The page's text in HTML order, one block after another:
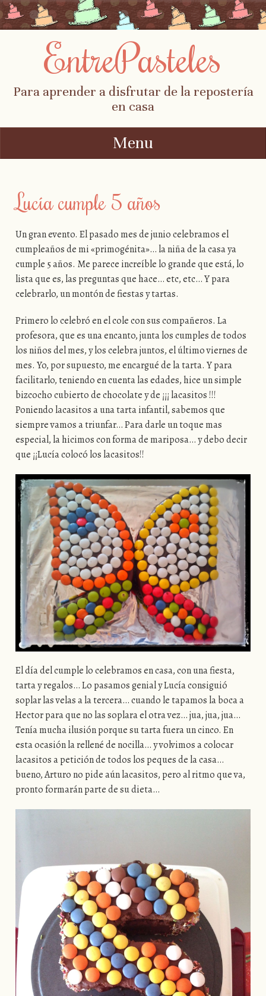
EntrePasteles
Para aprender a disfrutar de la repostería
en casa
Menu
Lucía cumple 5 años
Un gran evento. El pasado mes de junio celebramos el
cumpleaños de mi «primogénita»… la niña de la casa ya
cumple 5 años. Me parece increíble lo grande que está, lo
lista que es, las preguntas que hace… etc, etc… Y para
celebrarlo, un montón de fiestas y tartas.
Primero lo celebró en el cole con sus compañeros. La
profesora, que es una encanto, junta los cumples de todos
los niños del mes, y los celebra juntos, el último viernes de
mes. Yo, por supuesto, me encargué de la tarta. Y para
facilitarlo, teniendo en cuenta las edades, hice un simple
bizcocho cubierto de chocolate y de ¡¡¡ lacasitos !!!
Poniendo lacasitos a una tarta infantil, sabemos que
siempre vamos a triunfar… Para darle un toque mas
especial, la hicimos con forma de mariposa… y debo decir
que ¡¡Lucía colocó los lacasitos!!
El día del cumple lo celebramos en casa, con una fiesta,
tarta y regalos… Lo pasamos genial y Lucía consiguió
soplar las velas a la tercera… cuando le tapamos la boca a
Hector para que no las soplara el otra vez… jua, jua, jua…
Tenía mucha ilusión porque su tarta fuera un cinco. En
esta ocasión la rellené de nocilla… y volvimos a colocar
lacasitos a petición de todos los peques de la casa…
bueno, Arturo no pide aún lacasitos, pero al ritmo que va,
pronto formarán parte de su dieta…